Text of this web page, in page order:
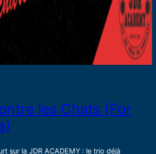
les Chats (For
sur la JDR ACADEMY : le trio déjà